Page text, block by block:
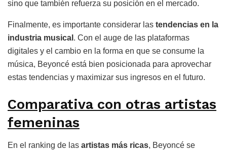
sino que también refuerza su posición en el mercado.
Finalmente, es importante considerar las tendencias en la
industria musical . Con el auge de las plataformas
digitales y el cambio en la forma en que se consume la
música, Beyoncé está bien posicionada para aprovechar
estas tendencias y maximizar sus ingresos en el futuro.
Comparativa con otras artistas
femeninas
En el ranking de las artistas más ricas, Beyoncé se